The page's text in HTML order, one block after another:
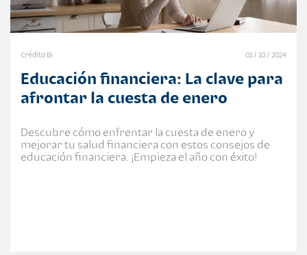
Crédito Bi 01 / 10 / 2024
Educación financiera: La clave para
afrontar la cuesta de enero
Descubre cómo enfrentar la cuesta de enero y
mejorar tu salud financiera con estos consejos de
educación financiera. ¡Empieza el año con éxito!